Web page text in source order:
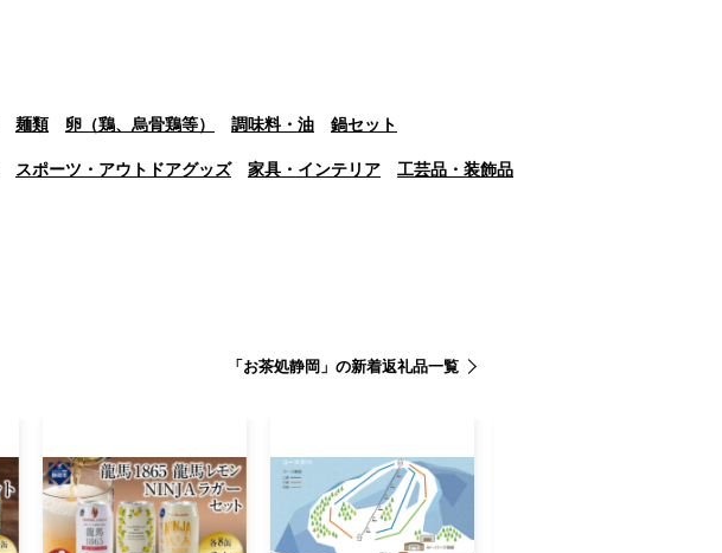
麺類 卵（鶏、烏骨鶏等） 調味料・油 鍋セット
スポーツ・アウトドアグッズ 家具・インテリア 工芸品・装飾品
「お茶処静岡」の新着返礼品一覧